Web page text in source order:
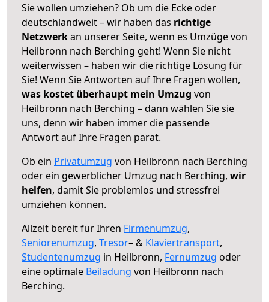
Sie wollen umziehen? Ob um die Ecke oder
deutschlandweit – wir haben das richtige
Netzwerkan unserer Seite, wenn es Umzüge von
Heilbronn nach Berching geht! Wenn Sie nicht
weiterwissen – haben wir die richtige Lösung für
Sie! Wenn Sie Antworten auf Ihre Fragen wollen,
was kostet überhaupt mein Umzug von
Heilbronn nach Berching – dann wählen Sie sie
uns, denn wir haben immer die passende
Antwort auf Ihre Fragen parat.
Ob ein Privatumzug von Heilbronn nach Berching
oder ein gewerblicher Umzug nach Berching, wir
helfen, damit Sie problemlos und stressfrei
umziehen können.
Allzeit bereit für Ihren Firmenumzug,
Seniorenumzug, Tresor– & Klaviertransport,
Studentenumzug in Heilbronn, Fernumzug oder
eine optimale Beiladung von Heilbronn nach
Berching.